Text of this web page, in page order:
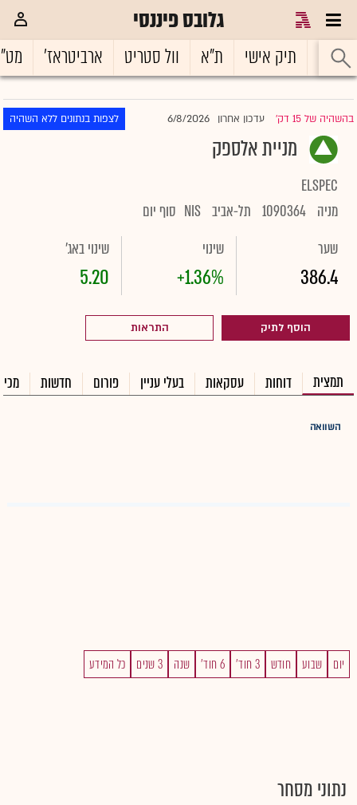
גלובס פיננסי
ראשי תיק אישי ת"א וול סטריט ארביטראז'
בהשהיה של 15 דק' |עדכון אחרון 6/8/2026 לצפות בנתונים ללא השהיה
מניית אלספק
ELSPEC
מניה 1090364 תל-אביב NIS סוף יום
שער
386.4
שינוי
+1.36%
שינוי באג'
5.20
הוסף לתיק התראות
תמצית דוחות עסקאות בעלי עניין פורום חדשות
השוואה
יום שבוע חודש 3 חוד' 6 חוד' שנה 3 שנים כל המידע
נתוני מסחר